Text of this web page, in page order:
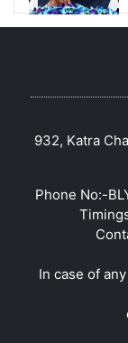
932, Katra
Phone No:-
In case of